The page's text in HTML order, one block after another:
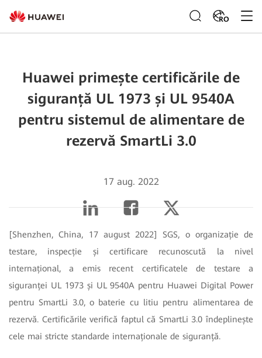
RO
Huawei primește certificările de
siguranță UL 1973 și UL 9540A
pentru sistemul de alimentare de
rezervă SmartLi 3.0
17 aug. 2022
[Shenzhen, China, 17 august 2022] SGS, o organizație de
testare, inspecție și certificare recunoscută la nivel
internațional, a emis recent certificatele de testare a
siguranței UL 1973 și UL 9540A pentru Huawei Digital Power
pentru SmartLi 3.0, o baterie cu litiu pentru alimentarea de
rezervă. Certificările verifică faptul că SmartLi 3.0 îndeplinește
cele mai stricte standarde internaționale de siguranță.